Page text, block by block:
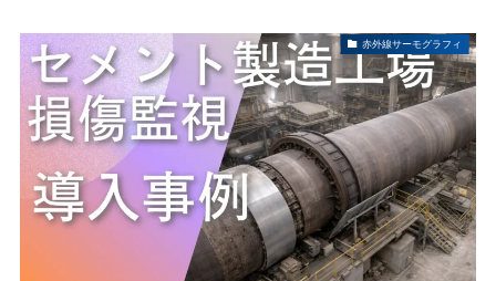
赤外線サーモグラフィ